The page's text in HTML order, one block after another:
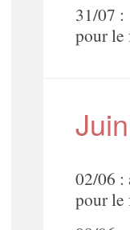
31/07
pour
02/06 :
pour